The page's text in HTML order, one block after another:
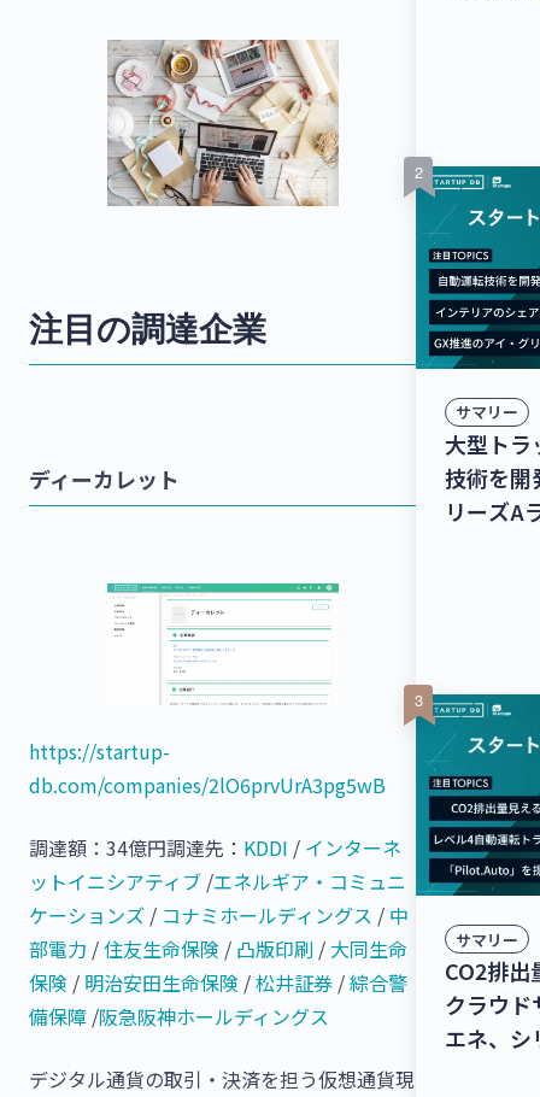
注目の調達企業
ディーカレット
https://startup-
db.com/companies/2lO6prvUrA3pg5wB
調達額：34億円調達先： KDDI / インターネ
ットイニシアティブ /エネルギア・コミュニ
ケーションズ / コナミホールディングス / 中
部電力 /住友生命保険 / 凸版印刷 / 大同生命
保険 / 明治安田生命保険 /松井証券 /綜合警
備保障 /阪急阪神ホールディングス
デジタル通貨の取引・決済を担う仮想通貨現
サマリー
大型トラ
技術を開
リーズA
サマリー
CO2排
クラウド
エネ、シ